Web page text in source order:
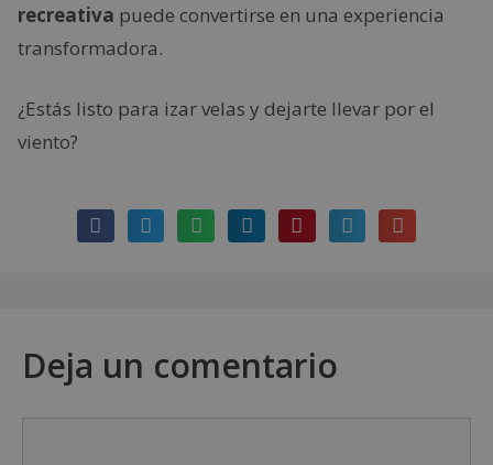
recreativa puede convertirse en una experiencia
transformadora.
¿Estás listo para izar velas y dejarte llevar por el
viento?
Deja un comentario